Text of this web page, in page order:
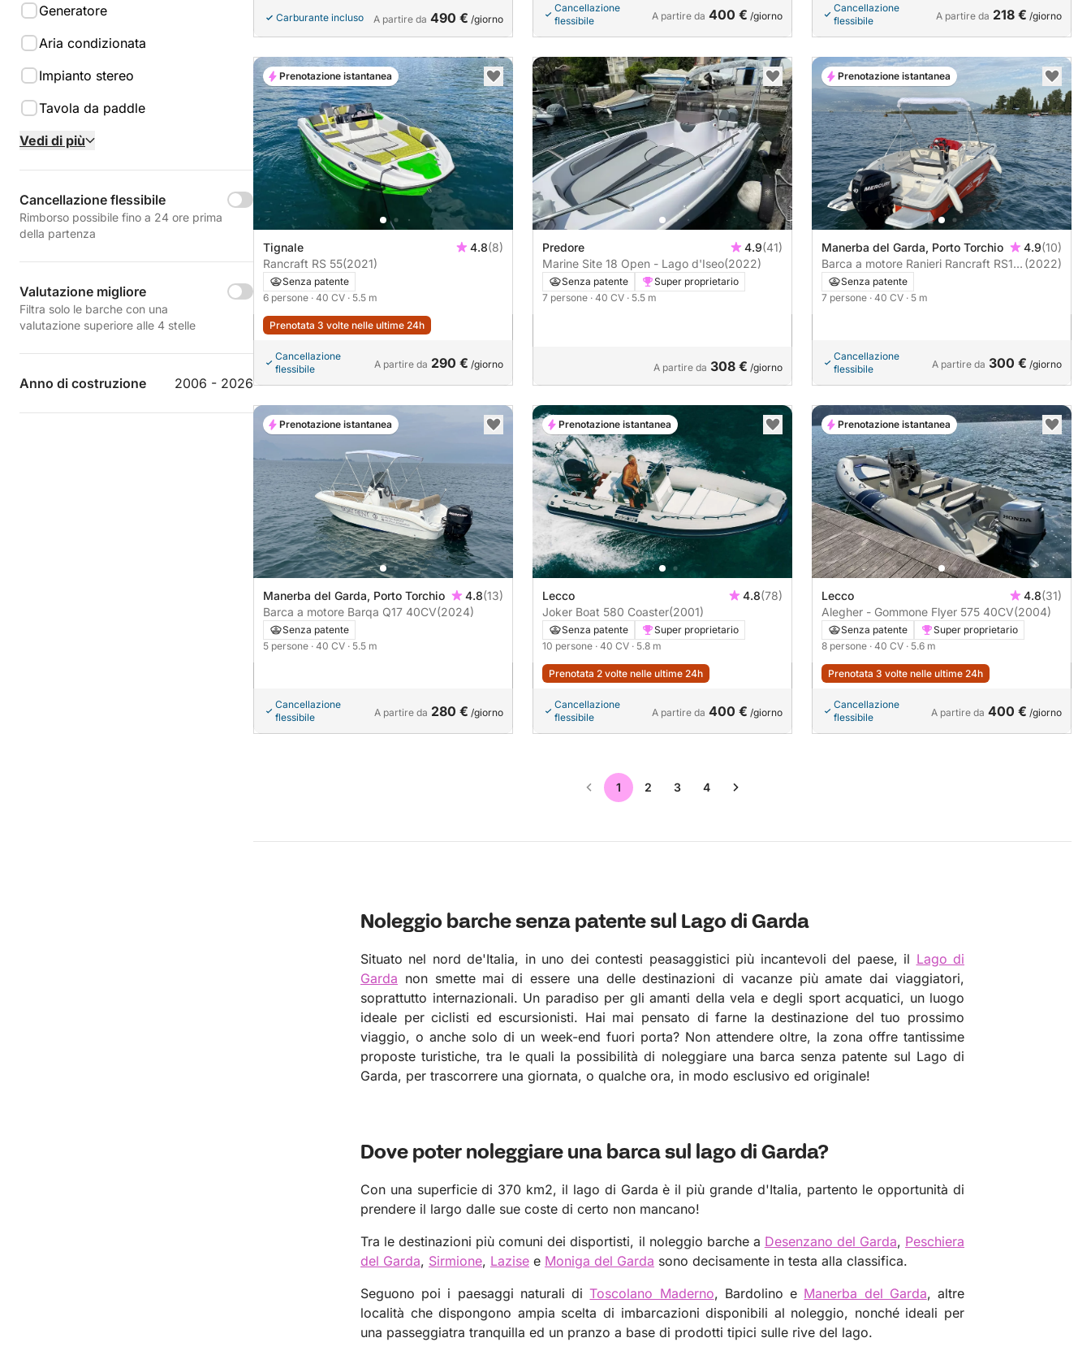
Generatore
Aria condizionata
Impianto stereo
Tavola da paddle
Vedi di più
Cancellazione flessibile
Rimborso possibile fino a 24 ore prima
della partenza
Valutazione migliore
Filtra solo le barche con una
valutazione superiore alle 4 stelle
Anno di costruzione 2006 - 2026
Carburante incluso A partire da 490 € /giorno
Cancellazione
flessibile
A partire da 400 € /giorno
Cancellazione
flessibile
A partire da 218 € /giorno
Tignale 4.8(8)
Rancraft RS 55(2021)
Senza patente
6 persone · 40 CV · 5.5 m
Prenotata 3 volte nelle ultime 24h
Cancellazione
flessibile
A partire da 290 € /giorno
Prenotazione istantanea
Predore 4.9(41)
Marine Site 18 Open - Lago d'Iseo(2022)
Senza patente
Super proprietario
7 persone · 40 CV · 5.5 m
A partire da 308 € /giorno
Manerba del Garda, Porto Torchio 4.9(10)
Barca a motore Ranieri Rancraft RS17
40CV
(2022)
Senza patente
7 persone · 40 CV · 5 m
Cancellazione
flessibile
A partire da 300 € /giorno
Prenotazione istantanea
Manerba del Garda, Porto Torchio 4.8(13)
Barca a motore Barqa Q17 40CV(2024)
Senza patente
5 persone · 40 CV · 5.5 m
Cancellazione
flessibile
A partire da 280 € /giorno
Prenotazione istantanea
Lecco 4.8(78)
Joker Boat 580 Coaster(2001)
Senza patente
Super proprietario
10 persone · 40 CV · 5.8 m
Prenotata 2 volte nelle ultime 24h
Cancellazione
flessibile
A partire da 400 € /giorno
Prenotazione istantanea
Lecco 4.8(31)
Alegher - Gommone Flyer 575 40CV(2004)
Senza patente
Super proprietario
8 persone · 40 CV · 5.6 m
Prenotata 3 volte nelle ultime 24h
Cancellazione
flessibile
A partire da 400 € /giorno
Prenotazione istantanea
1 2 3 4
Noleggio barche senza patente sul Lago di Garda
Situato nel nord de'Italia, in uno dei contesti peasaggistici più incantevoli del paese, il Lago di
Garda non smette mai di essere una delle destinazioni di vacanze più amate dai viaggiatori,
soprattutto internazionali. Un paradiso per gli amanti della vela e degli sport acquatici, un luogo
ideale per ciclisti ed escursionisti. Hai mai pensato di farne la destinazione del tuo prossimo
viaggio, o anche solo di un week-end fuori porta? Non attendere oltre, la zona offre tantissime
proposte turistiche, tra le quali la possibilità di noleggiare una barca senza patente sul Lago di
Garda, per trascorrere una giornata, o qualche ora, in modo esclusivo ed originale!
Dove poter noleggiare una barca sul lago di Garda?
Con una superficie di 370 km2, il lago di Garda è il più grande d'Italia, partento le opportunità di
prendere il largo dalle sue coste di certo non mancano!
Tra le destinazioni più comuni dei disportisti, il noleggio barche a Desenzano del Garda, Peschiera
del Garda, Sirmione, Lazise e Moniga del Garda sono decisamente in testa alla classifica.
Seguono poi i paesaggi naturali diToscolano Maderno, Bardolino e Manerba del Garda, altre
località che dispongono ampia scelta di imbarcazioni disponibili al noleggio, nonché ideali per
una passeggiatra tranquilla ed un pranzo a base di prodotti tipici sulle rive del lago.